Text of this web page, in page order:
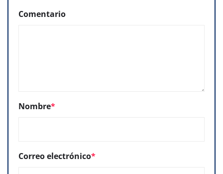
Comentario
Nombre*
Correo electrónico*